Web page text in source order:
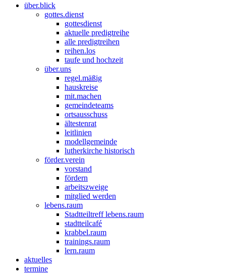
über.blick
gottes.dienst
gottesdienst
aktuelle predigtreihe
alle predigtreihen
reihen.los
taufe und hochzeit
über.uns
regel.mäßig
hauskreise
mit.machen
gemeindeteams
ortsausschuss
ältestenrat
leitlinien
modellgemeinde
lutherkirche historisch
förder.verein
vorstand
fördern
arbeitszweige
mitglied werden
lebens.raum
Stadtteiltreff lebens.raum
stadtteilcafé
krabbel.raum
trainings.raum
lern.raum
aktuelles
termine